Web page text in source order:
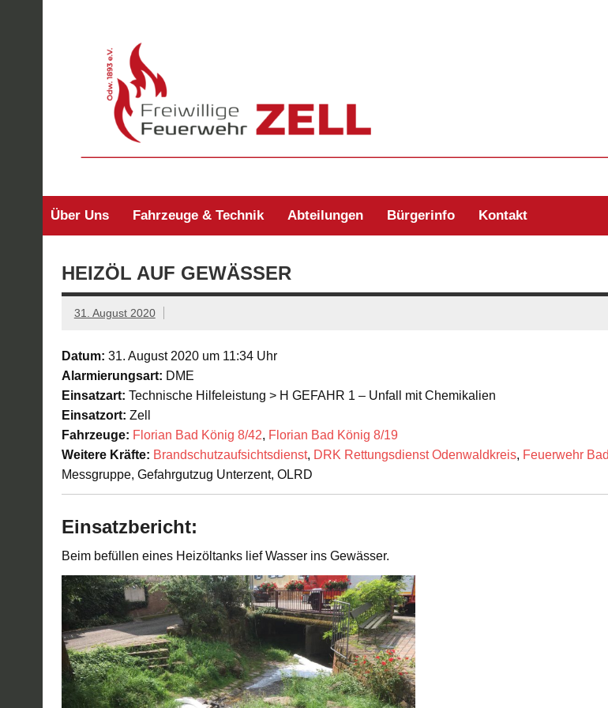
Über Uns Fahrzeuge & Technik Abteilungen Bürgerinfo Kontakt
HEIZÖL AUF GEWÄSSER
31. August 2020
Datum: 31. August 2020 um 11:34 Uhr
Alarmierungsart: DME
Einsatzart: Technische Hilfeleistung > H GEFAHR 1 – Unfall mit Chemikalien
Einsatzort: Zell
Fahrzeuge: Florian Bad König 8/42, Florian Bad König 8/19
Weitere Kräfte: Brandschutzaufsichtsdienst, DRK Rettungsdienst Odenwaldkreis, Feuerwehr
Messgruppe, Gefahrgutzug Unterzent, OLRD
Einsatzbericht:
Beim befüllen eines Heizöltanks lief Wasser ins Gewässer.